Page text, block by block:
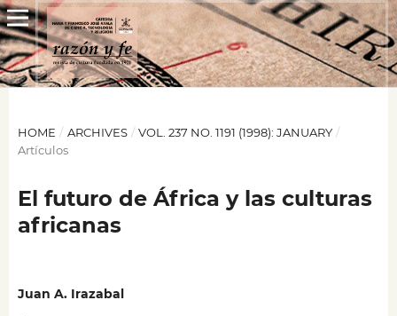
HOME / ARCHIVES / VOL. 237 NO. 1191 (1998): JANUARY /
Artículos
El futuro de África y las culturas
africanas
Juan A. Irazabal